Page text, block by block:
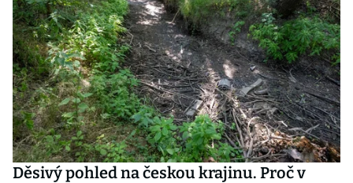
Děsivý pohled na českou krajinu. Proč v